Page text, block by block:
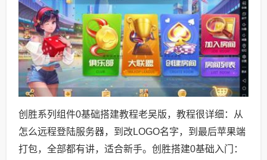
创胜系列组件0基础搭建教程老吴版，教程很详细：从
怎么远程登陆服务器，到改LOGO名字，到最后苹果端
打包，全部都有讲，适合新手。创胜搭建0基础入门：